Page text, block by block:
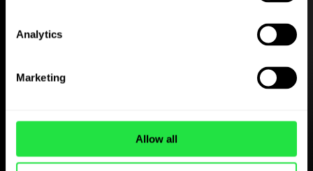
Analytics
Marketing
Allow all
Hent
Hent appen
og opret dig på få minutter.